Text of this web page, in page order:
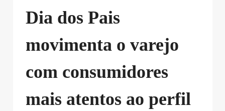
Dia dos Pais
movimenta o varejo
com consumidores
mais atentos ao perfil